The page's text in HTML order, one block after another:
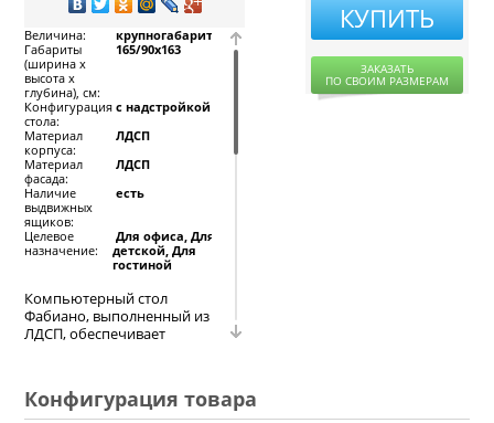
Величина:
крупногабаритный
Габариты
(ширина х
высота х
глубина), см:
165/90x163
Конфигурация
стола:
с надстройкой
Материал
корпуса:
ЛДСП
Материал
фасада:
ЛДСП
Наличие
выдвижных
ящиков:
есть
Целевое
назначение:
Для офиса, Для
детской, Для
гостиной
Компьютерный стол
Фабиано, выполненный из
ЛДСП, обеспечивает
компьютерной техники.
Оригинальное решение и
КУПИТЬ
ЗАКАЗАТЬ
ПО СВОИМ РАЗМЕРАМ
Конфигурация товара